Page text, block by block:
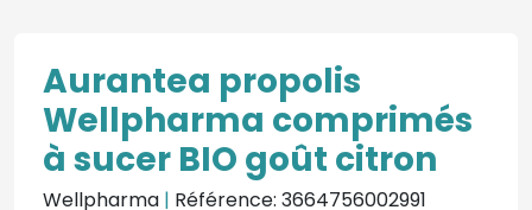
Aurantea propolis
Wellpharma comprimés
à sucer BIO goût citron
Wellpharma | Référence: 3664756002991